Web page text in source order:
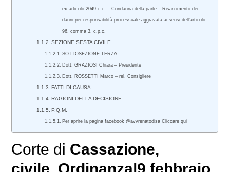
ex articolo 2049 c.c. – Condanna della parte – Risarcimento dei
danni per responsabilità processuale aggravata ai sensi dell’articolo
96, comma 3, c.p.c.
SEZIONE SESTA CIVILE
SOTTOSEZIONE TERZA
Dott. GRAZIOSI Chiara – Presidente
Dott. ROSSETTI Marco – rel. Consigliere
FATTI DI CAUSA
RAGIONI DELLA DECISIONE
P.Q.M.
Per aprire la pagina facebook @avvrenatodisa Cliccare qui
Corte di Cassazione,